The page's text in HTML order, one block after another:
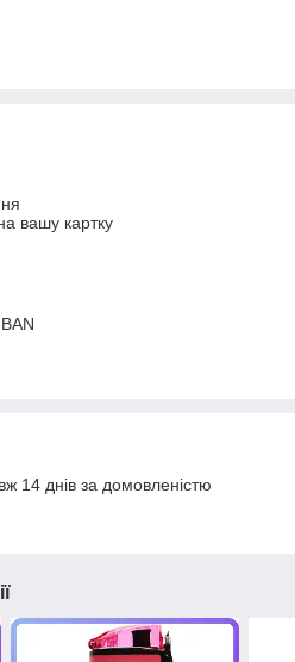
вашу картку
14 днів за домовленістю